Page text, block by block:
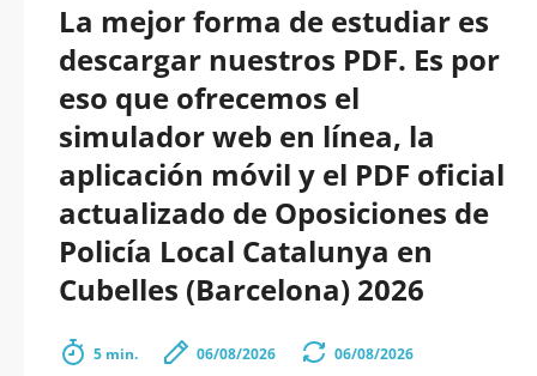
La mejor forma de estudiar es
descargar nuestros PDF. Es por
eso que ofrecemos el
simulador web en línea, la
aplicación móvil y el PDF oficial
actualizado de Oposiciones de
Policía Local Catalunya en
Cubelles (Barcelona) 2026
5 min. 06/08/2026 06/08/2026